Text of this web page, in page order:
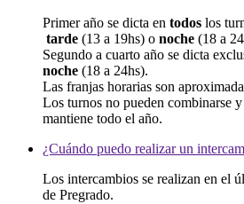
Primer año se dicta en todos los
tarde (13 a 19hs) o noche (18 a
Segundo a cuarto año se dicta
noche (18 a 24hs).
Las franjas horarias son
Los turnos no pueden combinarse
mantiene todo el año.
¿Cuándo puedo realizar un
Los intercambios se realizan en el
de Pregrado.